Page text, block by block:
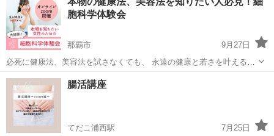
究極の癒しをイヤーキャンドルセラピーと耳つぼケア・耳...
胞科学体験会
那覇市
9月27日
必死に健康法、美容法を試さなくても、 永遠の健康と若さを叶えるこ
とができる… その秘密がわかる細胞科学体験会です。 『栄養補給のサ
プリ時代は終わった』 と言っても過言じゃないほど、 『細胞から...
沖縄 那覇市 その他
腸活講座
てだこ浦西駅
7月25日